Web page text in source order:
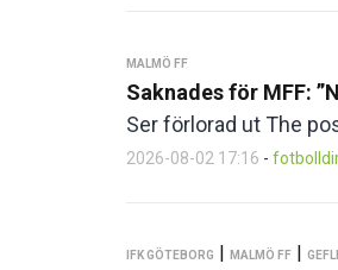
MALMÖ FF
Saknades för MFF:
Ser förlorad ut The
2026-08-02 17:16 -
IFK GÖTEBORG | MALMÖ FF |